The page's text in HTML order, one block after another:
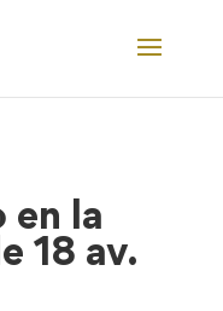
en la
18 av.